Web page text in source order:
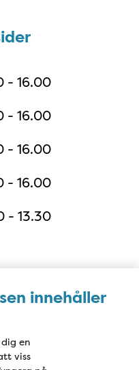
innehåller
en
viss
- 16.00
- 16.00
- 16.00
- 16.00
- 13.30